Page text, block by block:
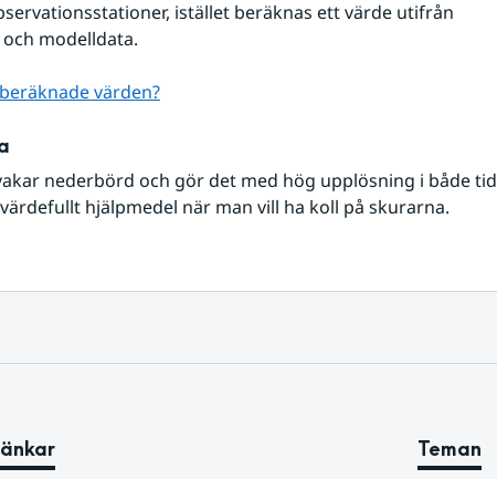
istället beräknas ett värde utifrån
modelldata.
värden?
nederbörd och gör det med hög upplösning i både tid
hjälpmedel när man vill ha koll på skurarna.
Teman